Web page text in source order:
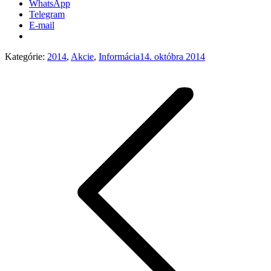
WhatsApp
Telegram
E-mail
Kategórie: 2014, Akcie, Informácia14. októbra 2014